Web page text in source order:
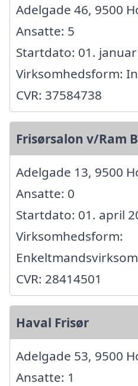
Adelgade 46, 9500
Ansatte: 5
Startdato: 01.
Virksomhedsform:
CVR: 37584738
Frisørsalon v/Ram
Adelgade 13, 9500
Ansatte: 0
Startdato: 01. april
Virksomhedsform:
CVR: 28414501
Haval Frisør
Adelgade 53, 9500
Ansatte: 1